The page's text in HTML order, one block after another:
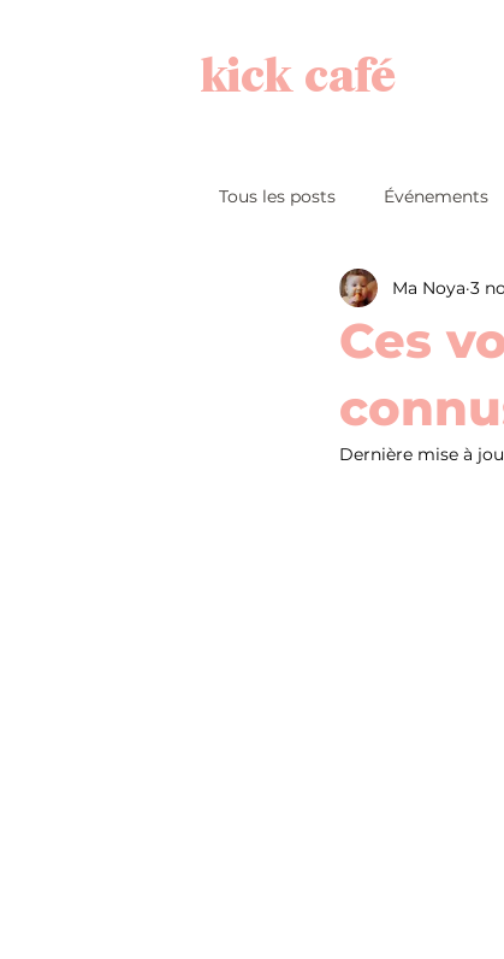
kick café
Tous les posts Événements
Ces
Ma Noya 3
Dernière mise à